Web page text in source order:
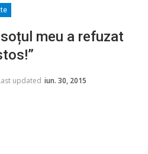
meu a refuzat
updated iun. 30, 2015